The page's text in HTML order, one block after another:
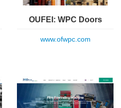
OUFEI: WPC Doors
www.ofwpc.com